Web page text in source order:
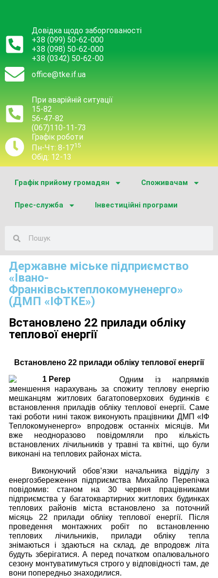
Довідка щодо заборгованості
+38 (099) 50-62-000
+38 (098) 50-62-000
+38 (0342) 50-62-00
office@tke.if.ua
При аварійній ситуації
15-82
56-47-82
(067)110-11-73
Графік роботи
Пн-Чт: 8-1715
Обід: 12-13
Графік прийому громадян Споживачам
Прес-служба Інвестиційні програми
Державне міське підприємство
«Івано-
Франківськтеплокомуненерго»
(ДМП «ІФТКЕ»)
Встановлено 22 прилади обліку
теплової енергії
Встановлено 22 прилади обліку теплової енергії
Одним із напрямків
зменшення нарахувань за спожиту теплову енергію
мешканцям житлових багатоповерхових будинків є
встановлення приладів обліку теплової енергії. Саме
такі роботи нині також виконують працівники ДМП «ІФ
Теплокомуненерго» впродовж останніх місяців. Ми
вже неодноразово повідомляли про кількість
встановлених лічильників у травні та квітні, що були
виконані на теплових районах міста.
Виконуючий обов’язки начальника відділу з
енергозбереження підприємства Михайло Перепічка
повідомив: станом на 30 червня працівниками
підприємства у багатоквартирних житлових будинках
теплових районів міста встановлено за поточний
місяць 22 прилади обліку теплової енергії. Після
проведення монтажних робіт по встановленню
теплових лічильників, прилади обліку тепла
знімаються і здаються на склад, де впродовж літа
будуть зберігатися. А перед початком опалювального
сезону монтуватимуться строго у відповідності там, де
вони попередньо знаходилися.